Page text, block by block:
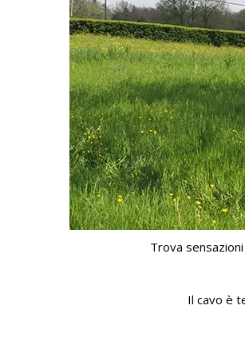
Trova
Il cavo è